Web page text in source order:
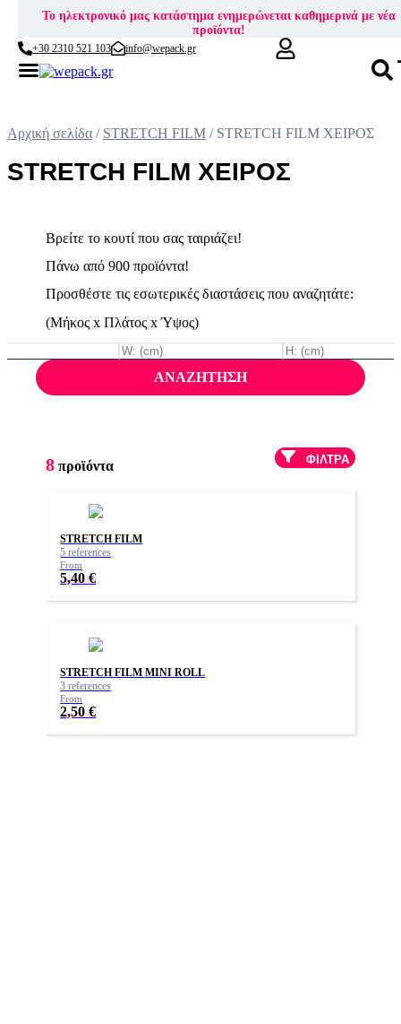
content
Το ηλεκτρονικό μας κατάστημα ενημερώνεται καθημερινά με νέα
προϊόντα!
+30 2310 521 103 info@wepack.gr
Αρχική σελίδα / STRETCH FILM / STRETCH FILM ΧΕΙΡΟΣ
STRETCH FILM ΧΕΙΡΟΣ
Βρείτε το κουτί που σας ταιριάζει!
Πάνω από 900 προϊόντα!
Προσθέστε τις εσωτερικές διαστάσεις που αναζητάτε:
(Μήκος x Πλάτος x Ύψος)
ΑΝΑΖΗΤΗΣΗ
8 προϊόντα ΦΊΛΤΡΑ
STRETCH FILM
5 references
From
5,40€
STRETCH FILM MINI ROLL
3 references
From
2,50€